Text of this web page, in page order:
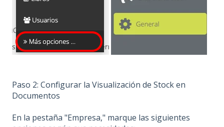
Paso 2: Configurar la Visualización de Stock en
Documentos
En la pestaña "Empresa," marque las siguientes